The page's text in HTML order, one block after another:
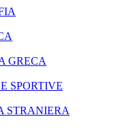
GRECA
SPORTIVE
STRANIERA